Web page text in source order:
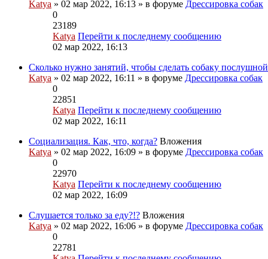
Katya » 02 мар 2022, 16:13 » в форуме Дрессировка собак
0
23189
Katya Перейти к последнему сообщению
02 мар 2022, 16:13
Сколько нужно занятий, чтобы сделать собаку
Katya » 02 мар 2022, 16:11 » в форуме Дрессировка собак
0
22851
Katya Перейти к последнему сообщению
02 мар 2022, 16:11
Социализация. Как, что, когда? Вложения
Katya » 02 мар 2022, 16:09 » в форуме Дрессировка собак
0
22970
Katya Перейти к последнему сообщению
02 мар 2022, 16:09
Слушается только за еду?!? Вложения
Katya » 02 мар 2022, 16:06 » в форуме Дрессировка собак
0
22781